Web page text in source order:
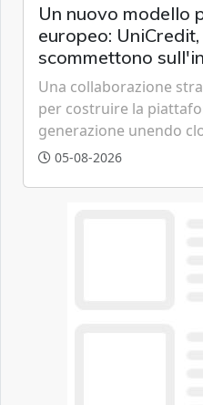
Un nuovo modello
europeo:
scommettono
tecnologica
Una collaborazione
per costruire la
generazione unendo
artificiale.
05-08-2026